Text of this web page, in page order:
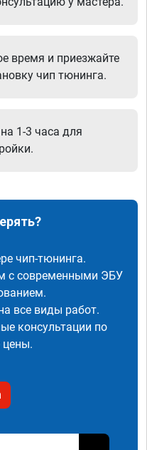
время и приезжайте
чип тюнинга.
1-3 часа для
чип-тюнинга.
с современными ЭБУ
все виды работ.
консультации по
цены.